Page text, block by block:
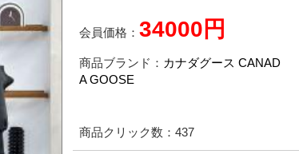
会員価格： 34000円
商品ブランド： カナダグース CANAD
A GOOSE
商品クリック数： 437